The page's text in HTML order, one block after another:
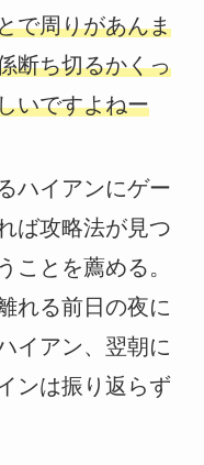
で周りがあんま
断ち切るかくっ
いですよねー
ハイアンにゲー
ば攻略法が見つ
ことを薦める。
れる前日の夜に
イアン、翌朝に
ンは振り返らず